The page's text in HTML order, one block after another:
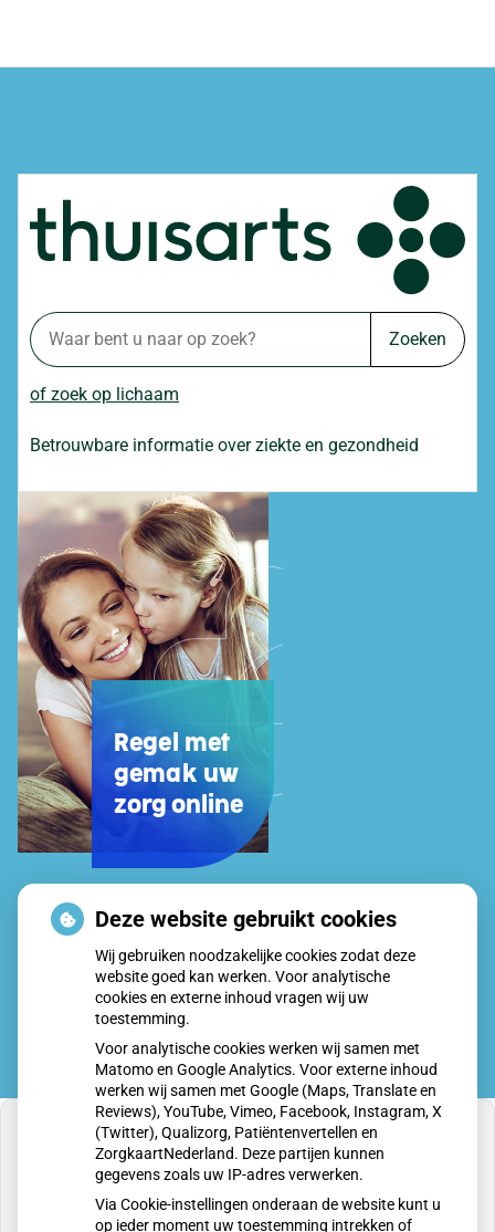
Zoeken
of zoek op lichaam
Betrouwbare informatie over ziekte en gezondheid
Uw
Zorg
Online
Regel met
gemak uw
zorg online
U heeft geen toestemming gegeven voor
externe inhoud die nodig is om dit te zien.
Deze website gebruikt cookies
Wij gebruiken noodzakelijke cookies zodat deze
website goed kan werken. Voor analytische
cookies en externe inhoud vragen wij uw
toestemming.
Voor analytische cookies werken wij samen met
Matomo en Google Analytics. Voor externe inhoud
werken wij samen met Google (Maps, Translate en
Reviews), YouTube, Vimeo, Facebook, Instagram, X
(Twitter), Qualizorg, Patiëntenvertellen en
ZorgkaartNederland. Deze partijen kunnen
gegevens zoals uw IP-adres verwerken.
Via Cookie-instellingen onderaan de website kunt u
op ieder moment uw toestemming intrekken of